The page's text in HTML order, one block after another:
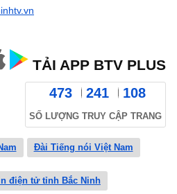
TẢI APP BTV PLUS
473 241 108
SỐ LƯỢNG TRUY CẬP TRANG
Đài Tiếng nói Việt Nam
điện tử tỉnh Bắc Ninh